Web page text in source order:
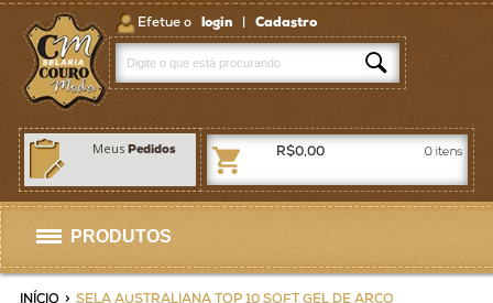
Efetue o login Cadastro
MeusPedidos 0itens
R$0,00
PRODUTOS
Selas
INÍCIO > SELA AUSTRALIANA TOP 10 SOFT GEL DE ARCO